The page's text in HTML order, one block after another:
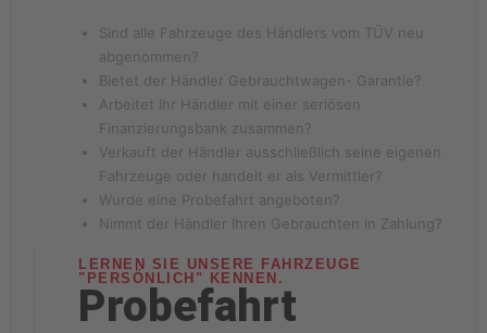
Sind alle Fahrzeuge des Händlers vom TÜV neu
abgenommen?
Bietet der Händler Gebrauchtwagen- Garantie?
Arbeitet Ihr Händler mit einer seriösen
Finanzierungsbank zusammen?
Verkauft der Händler ausschließlich seine eigenen
Fahrzeuge oder handelt er als Vermittler?
Wurde eine Probefahrt angeboten?
Nimmt der Händler Ihren Gebrauchten in Zahlung?
LERNEN SIE UNSERE FAHRZEUGE
"PERSÖNLICH" KENNEN.
Probefahrt